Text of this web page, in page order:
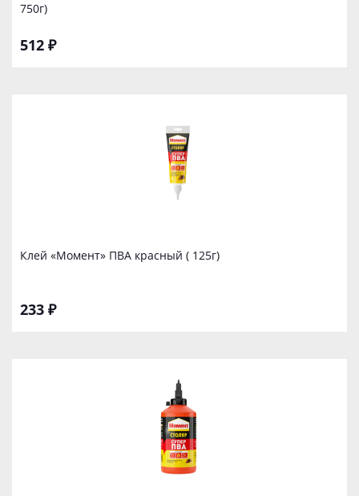
750г)
512 ₽
Клей «Момент» ПВА красный ( 125г)
233 ₽